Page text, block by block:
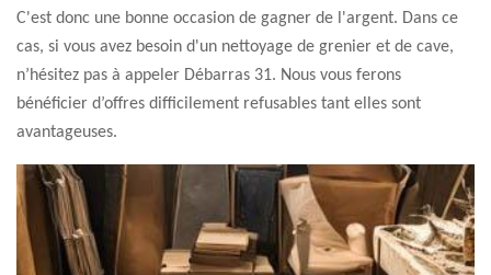
C'est donc une bonne occasion de gagner de l'argent. Dans ce
cas, si vous avez besoin d'un nettoyage de grenier et de cave,
n’hésitez pas à appeler Débarras 31. Nous vous ferons
bénéficier d’offres difficilement refusables tant elles sont
avantageuses.